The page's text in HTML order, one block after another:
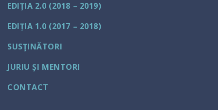
EDIȚIA 2.0 (2018 – 2019)
EDIȚIA 1.0 (2017 – 2018)
SUSŢINĂTORI
JURIU ȘI MENTORI
CONTACT